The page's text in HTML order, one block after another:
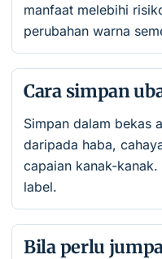
manfaat melebihi
perubahan warna
Cara simpan
Simpan dalam bekas
daripada haba,
capaian kanak-
label.
Bila perlu